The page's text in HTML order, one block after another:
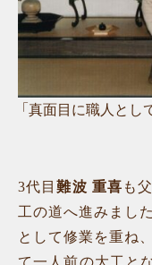
「真面目に職人とし
3代目難波 重喜 も
工の道へ進みまし
として修業を重ね
て一人前の大工と